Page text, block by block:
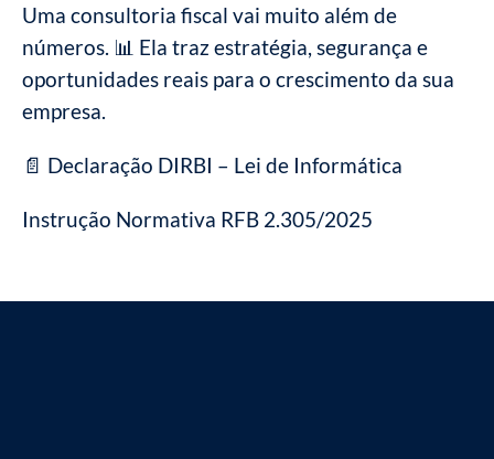
Uma consultoria fiscal vai muito além de
números. 📊 Ela traz estratégia, segurança e
oportunidades reais para o crescimento da sua
empresa.
📄 Declaração DIRBI – Lei de Informática
Instrução Normativa RFB 2.305/2025